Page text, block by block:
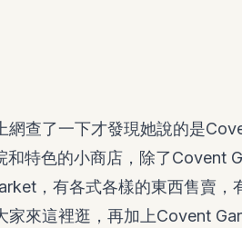
網查了一下才發現她說的是
特色的小商店，除了Covent
，有各式各樣的東西售賣，
來這裡逛，再加上Covent